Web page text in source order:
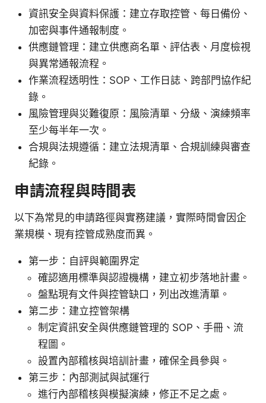
資訊安全與資料保護：建立存取控管、每日備份、
加密與事件通報制度。
供應鏈管理：建立供應商名單、評估表、月度檢視
與異常通報流程。
作業流程透明性：SOP、工作日誌、跨部門協作紀
錄。
風險管理與災難復原：風險清單、分級、演練頻率
至少每半年一次。
合規與法規遵循：建立法規清單、合規訓練與審查
紀錄。
申請流程與時間表
以下為常見的申請路徑與實務建議，實際時間會因企
業規模、現有控管成熟度而異。
第一步：自評與範圍界定
確認適用標準與認證機構，建立初步落地計畫。
盤點現有文件與控管缺口，列出改進清單。
第二步：建立控管架構
制定資訊安全與供應鏈管理的 SOP、手冊、流
程圖。
設置內部稽核與培訓計畫，確保全員參與。
第三步：內部測試與試運行
進行內部稽核與模擬演練，修正不足之處。